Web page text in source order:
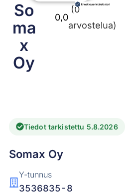
So
ma
x
Oy
0,0
(0
arvostelua)
Tiedot tarkistettu 5.8.2026
Somax Oy
Y-tunnus
3536835-8